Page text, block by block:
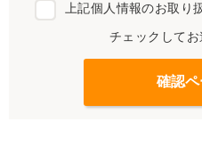
上記個人情報のお取り
チェックしてお